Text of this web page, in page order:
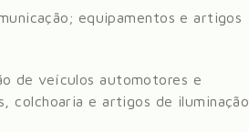
equipamentos e artigos
de veículos automotores e
colchoaria e artigos de iluminação